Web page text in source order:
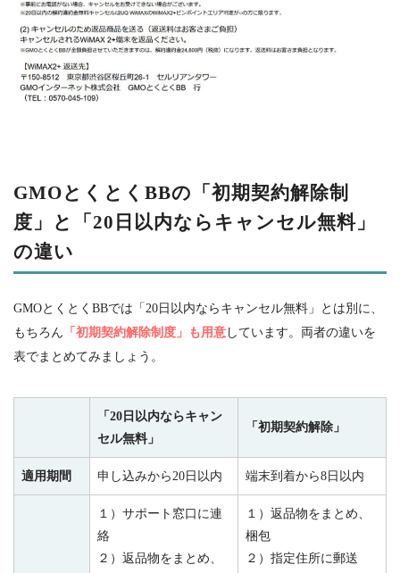
GMOとくとく BBの「初期契約解除制
度」と「 20 日以内ならキャンセル無料」
の違い
GMOとくとく BBでは「20日以内ならキャンセル無料」とは別に、
もちろん 「初期契約解除制度」も用意しています。両者の違いを
表でまとめてみましょう。
「20日以内ならキャン
セル無料」
「初期契約解除」
適用期間 申し込みから20 日以内 端末到着から8 日以内
１）サポート窓口に連
絡
２）返品物をまとめ、
１）返品物をまとめ、
梱包
２）指定住所に郵送